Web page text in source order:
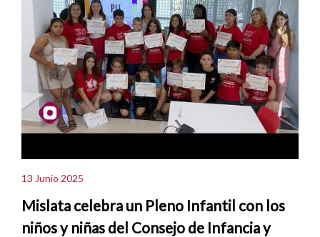
13 Junio 2025
Mislata celebra un Pleno Infantil con los
niños y niñas del Consejo de Infancia y